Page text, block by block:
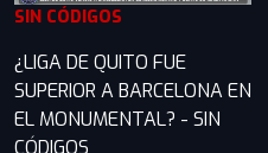
SIN CÓDIGOS
¿LIGA DE QUITO FUE
SUPERIOR A BARCELONA EN
EL MONUMENTAL? - SIN
CÓDIGOS